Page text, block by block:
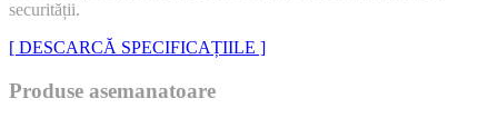
securității.
[ DESCARCĂ SPECIFICAȚIILE ]
Produse asemanatoare